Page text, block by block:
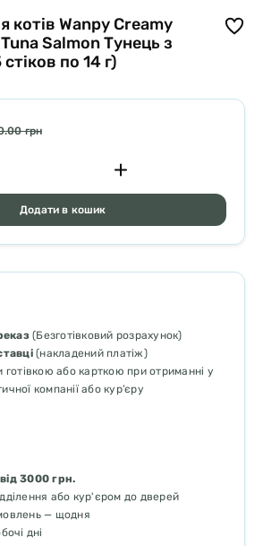
котів Wanpy Creamy
Salmon Тунець з
по 14 г)
грн
Додати в кошик
(Безготівковий розрахунок)
(накладений платіж)
або карткою при отриманні у
компанії або кур’єру
від 3000 грн.
або кур'єром до дверей
— щодня
дні